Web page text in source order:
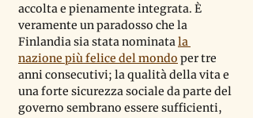
accolta e pienamente integrata. È
veramente un paradosso che la
Finlandia sia stata nominata la
nazione più felice del mondo per tre
anni consecutivi; la qualità della vita e
una forte sicurezza sociale da parte del
governo sembrano essere sufficienti,